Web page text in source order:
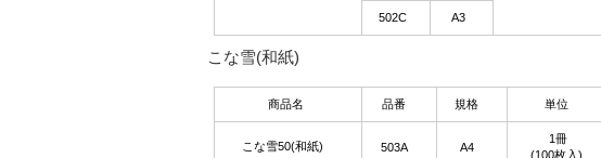
502C A3
こな雪(和紙)
商品名 品番 規格 単位
こな雪50(和紙) 503A A4
1冊
(100枚入)